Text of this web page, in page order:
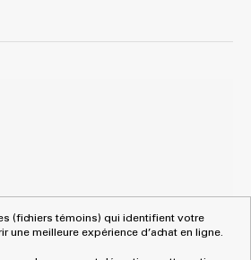
(fichiers témoins) qui identifient votre
meilleure expérience d’achat en ligne.